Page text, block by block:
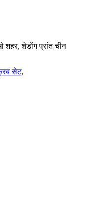
शहर, शेडोंग प्रांत चीन
सेट,